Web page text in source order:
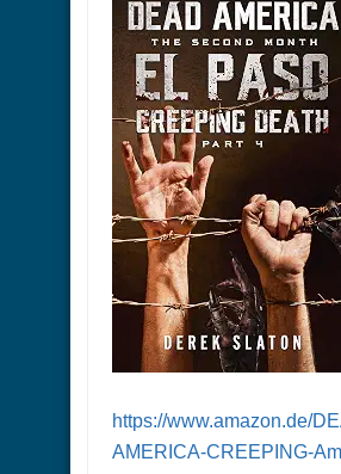
https://www.amazon.de/
AMERICA-CREEPING-